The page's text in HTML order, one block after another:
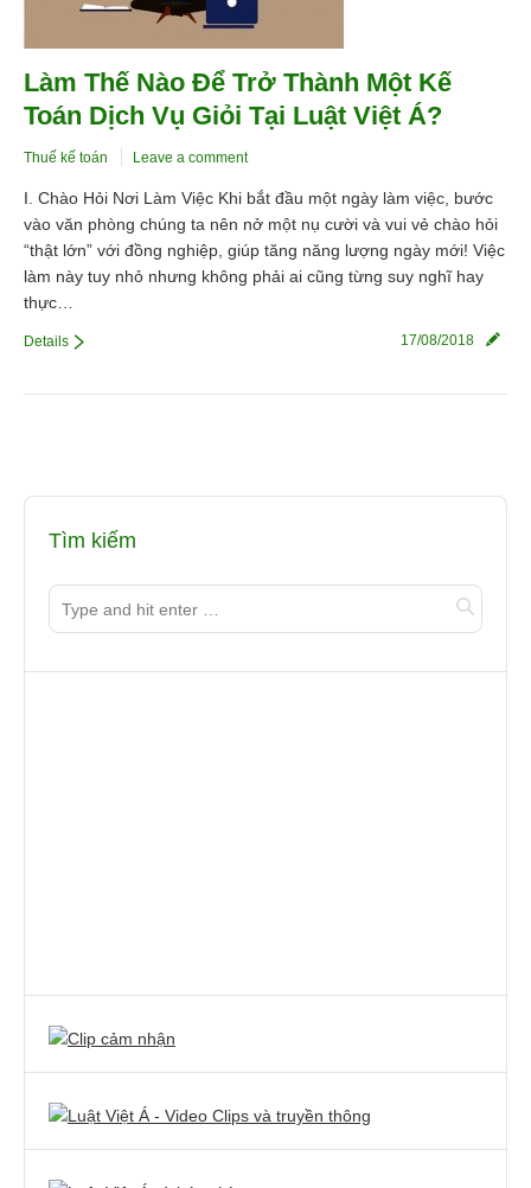
Làm Thế Nào Để Trở Thành Một Kế
Toán Dịch Vụ Giỏi Tại Luật Việt Á?
Thuế kế toán Leave a comment
I. Chào Hỏi Nơi Làm Việc Khi bắt đầu một ngày làm việc, bước
vào văn phòng chúng ta nên nở một nụ cười và vui vẻ chào hỏi
“thật lớn” với đồng nghiệp, giúp tăng năng lượng ngày mới! Việc
làm này tuy nhỏ nhưng không phải ai cũng từng suy nghĩ hay
thực…
17/08/2018
Details
Tìm kiếm